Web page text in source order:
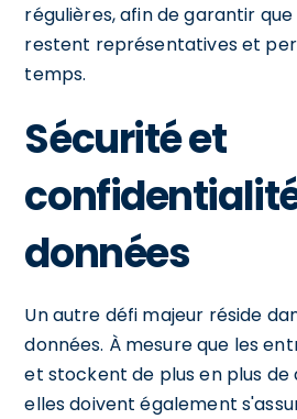
régulières, afin de garantir
restent représentatives et
temps.
Sécurité et
données
Un autre défi majeur réside
données. À mesure que les
et stockent de plus en plus de
elles doivent également